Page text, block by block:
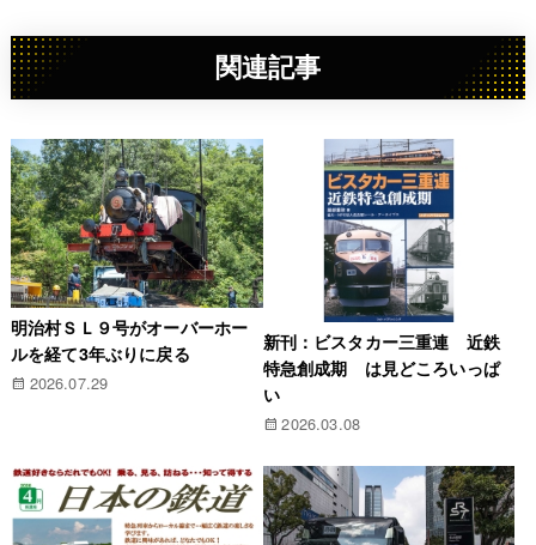
関連記事
明治村ＳＬ９号がオーバーホー
ルを経て3年ぶりに戻る
2026.07.29
新刊：ビスタカー三重連 近鉄
特急創成期 は見どころいっぱ
い
2026.03.08